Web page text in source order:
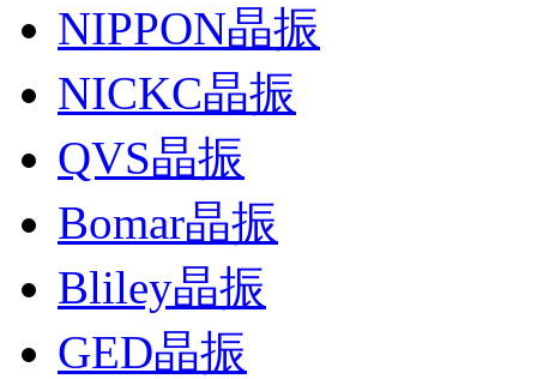
NIPPON晶振
NICKC晶振
QVS晶振
Bomar晶振
Bliley晶振
GED晶振